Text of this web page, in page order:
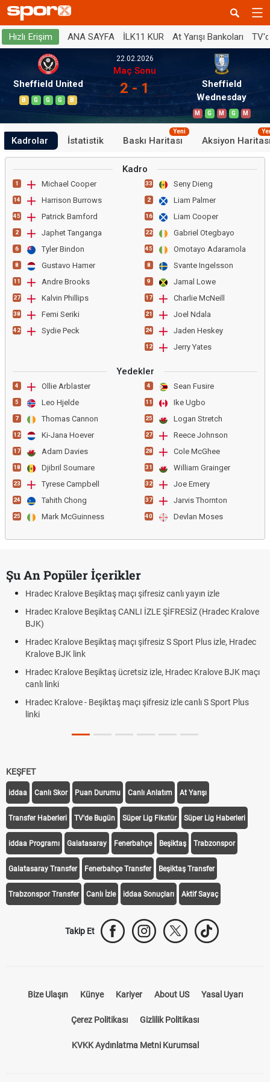
Hızlı Erişim ANA SAYFA İLK11 KUR At Yarışı Bankoları
Sheffield United
B G G G B
22.02.2026
Maç Sonu
2 - 1
Sheffield
Wednesday
M G M G M
Kadrolar İstatistik Baskı Haritası
Yeni
Aksiyon
Kadro
1 Michael Cooper
14 Harrison Burrows
45 Patrick Bamford
2 Japhet Tanganga
6 Tyler Bindon
8 Gustavo Hamer
11 Andre Brooks
27 Kalvin Phillips
38 Femi Seriki
42 Sydie Peck
33 Seny Dieng
2 Liam Palmer
16 Liam Cooper
22 Gabriel Otegbayo
45 Omotayo Adaramola
8 Svante Ingelsson
9 Jamal Lowe
17 Charlie McNeill
21 Joel Ndala
24 Jaden Heskey
12 Jerry Yates
Yedekler
4 Ollie Arblaster
5 Leo Hjelde
7 Thomas Cannon
12 Ki-Jana Hoever
17 Adam Davies
18 Djibril Soumare
23 Tyrese Campbell
24 Tahith Chong
25 Mark McGuinness
4 Sean Fusire
11 Ike Ugbo
25 Logan Stretch
27 Reece Johnson
28 Cole McGhee
31 William Grainger
32 Joe Emery
37 Jarvis Thornton
40 Devlan Moses
Şu An Popüler İçerikler
Hradec Kralove Beşiktaş maçı şifresiz canlı yayın izle
Hradec Kralove Beşiktaş CANLI İZLE ŞİFRESİZ (Hradec Kralove
BJK)
Hradec Kralove Beşiktaş maçı şifresiz S Sport Plus izle, Hradec
Kralove BJK link
Hradec Kralove Beşiktaş ücretsiz izle, Hradec Kralove BJK maçı
canlı linki
Hradec Kralove - Beşiktaş maçı şifresiz izle canlı S Sport Plus
linki
KEŞFET
iddaa Canlı Skor Puan Durumu Canlı Anlatım At Yarışı
Transfer Haberleri TV'de Bugün Süper Lig Fikstür Süper Lig Haberleri
iddaa Programı Galatasaray Fenerbahçe Beşiktaş Trabzonspor
Galatasaray Transfer Fenerbahçe Transfer Beşiktaş Transfer
Trabzonspor Transfer Canlı İzle iddaa Sonuçları Aktif Sayaç
Takip Et
Bize Ulaşın Künye Kariyer About US Yasal Uyarı
Çerez Politikası Gizlilik Politikası
KVKK Aydınlatma Metni Kurumsal